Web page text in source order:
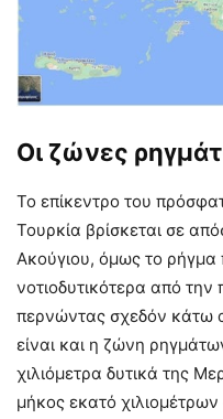
Οι ζώνες
Το επίκεντρο του
Τουρκία βρίσκεται σε
Ακούγιου, όμως το ρήγμα
νοτιοδυτικότερα από την
περνώντας σχεδόν κάτω
είναι και η ζώνη
χιλιόμετρα δυτικά της
μήκος εκατό